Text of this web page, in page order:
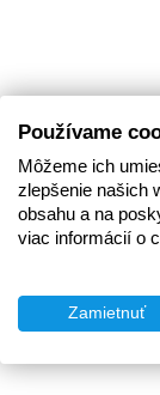
Používame
Môžeme ich
zlepšenie našich
obsahu a na
viac informácií o
Zamietnuť